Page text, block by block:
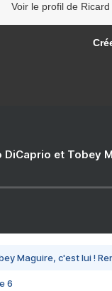
Voir le profil de
DiCaprio et Tobey
Maguire, c'est lui !
6